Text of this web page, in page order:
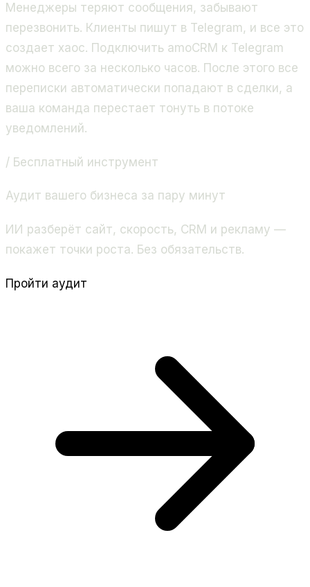
Менеджеры теряют сообщения, забывают
перезвонить. Клиенты пишут в Telegram, и все это
создает хаос. Подключить amoCRM к Telegram
можно всего за несколько часов. После этого все
переписки автоматически попадают в сделки, а
ваша команда перестает тонуть в потоке
уведомлений.
/ Бесплатный инструмент
Аудит вашего бизнеса за пару минут
ИИ разберёт сайт, скорость, CRM и рекламу —
покажет точки роста. Без обязательств.
Пройти аудит